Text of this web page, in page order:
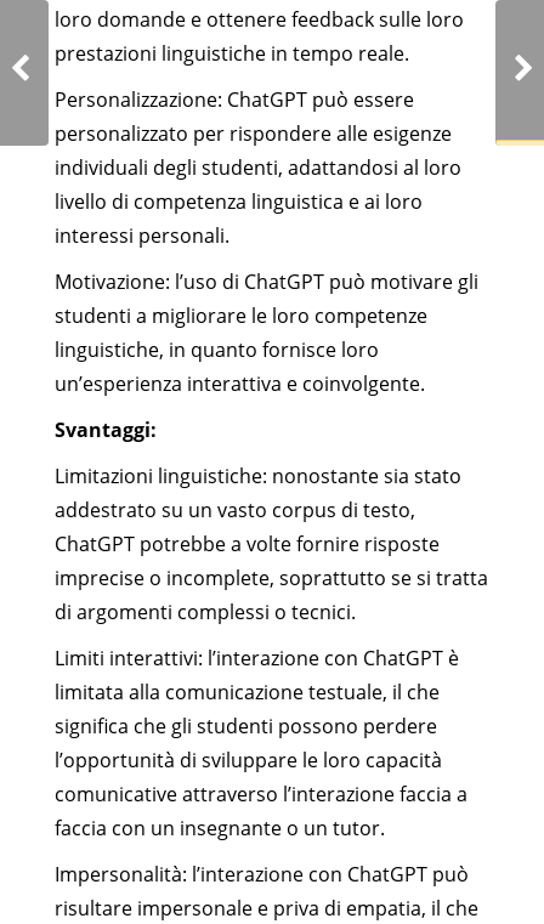
loro domande e ottenere feedback sulle loro
prestazioni linguistiche in tempo reale.
Personalizzazione: ChatGPT può essere
personalizzato per rispondere alle esigenze
individuali degli studenti, adattandosi al loro
livello di competenza linguistica e ai loro
interessi personali.
Motivazione: l’uso di ChatGPT può motivare gli
studenti a migliorare le loro competenze
linguistiche, in quanto fornisce loro
un’esperienza interattiva e coinvolgente.
Svantaggi:
Limitazioni linguistiche: nonostante sia stato
addestrato su un vasto corpus di testo,
ChatGPT potrebbe a volte fornire risposte
imprecise o incomplete, soprattutto se si tratta
di argomenti complessi o tecnici.
Limiti interattivi: l’interazione con ChatGPT è
limitata alla comunicazione testuale, il che
significa che gli studenti possono perdere
l’opportunità di sviluppare le loro capacità
comunicative attraverso l’interazione faccia a
faccia con un insegnante o un tutor.
Impersonalità: l’interazione con ChatGPT può
risultare impersonale e priva di empatia, il che